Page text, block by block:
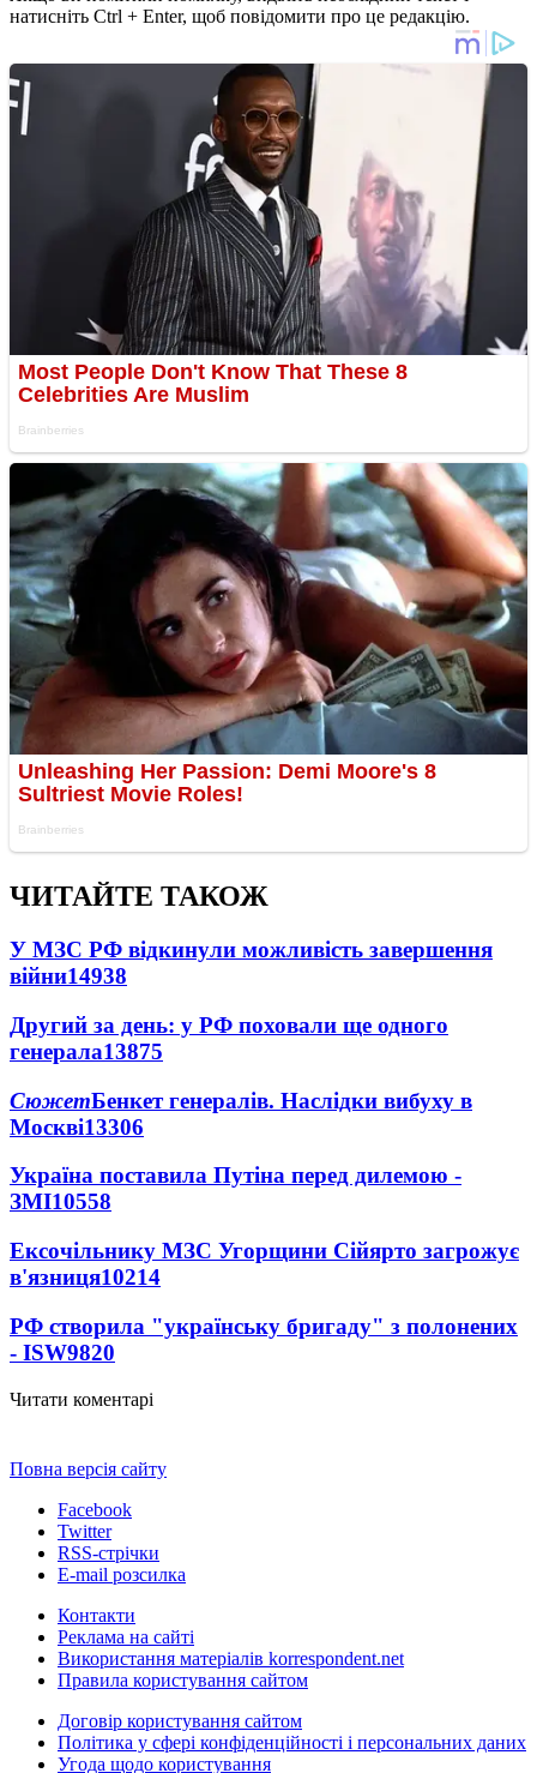
натисніть Ctrl + Enter, щоб повідомити про це редакцію.
ЧИТАЙТЕ ТАКОЖ
У МЗС РФ відкинули можливість завершення
війни14938
Другий за день: у РФ поховали ще одного
генерала13875
СюжетБенкет генералів. Наслідки вибуху в
Москві13306
Україна поставила Путіна перед дилемою -
ЗМІ10558
Ексочільнику МЗС Угорщини Сійярто загрожує
в'язниця10214
РФ створила "українську бригаду" з полонених
- ISW9820
Читати коментарі
Повна версія сайту
Facebook
Twitter
RSS-стрічки
E-mail розсилка
Контакти
Реклама на сайті
Використання матеріалів korrespondent.net
Правила користування сайтом
Договір користування сайтом
Політика у сфері конфіденційності і персональних даних
Угода щодо користування